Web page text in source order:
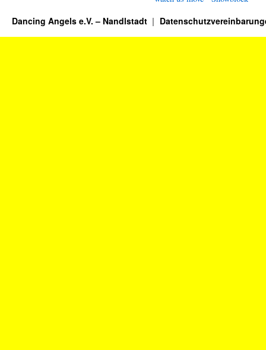
Dancing Angels e.V. – Nandlstadt